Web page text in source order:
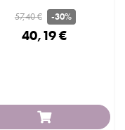
57,40 € -30%
40,19 €